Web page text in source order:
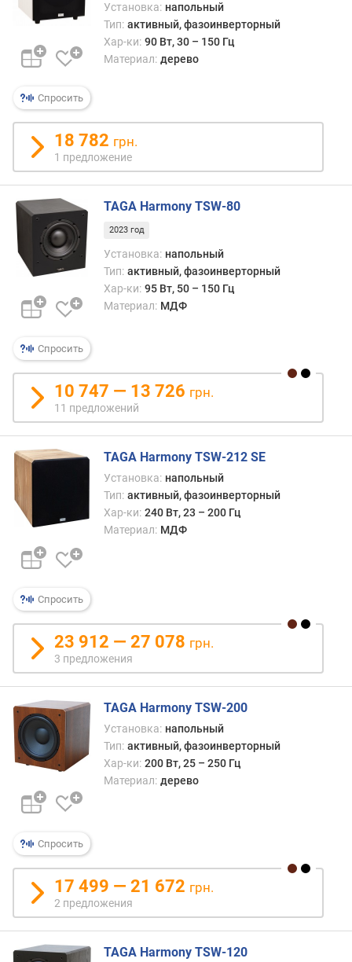
к
о
и
ч
с
у
п
е
д
л
о
ж
н
и
й
м
щ
т
(
)
ч
у
в
с
т
в
и
т
е
л
ь
о
с
т
ь
(
д
)
Спросить
Установка: напольный
Тип: активный, фазоинверторный
Хар-ки: 90 Вт, 30 – 150 Гц
Материал: дерево
18 782 грн.
1 предложение
Спросить
TAGA Harmony TSW-80
2023 год
Установка: напольный
Тип: активный, фазоинверторный
Хар-ки: 95 Вт, 50 – 150 Гц
Материал: МДФ
10 747 — 13 726 грн.
11 предложений
Спросить
TAGA Harmony TSW-212 SE
Установка: напольный
Тип: активный, фазоинверторный
Хар-ки: 240 Вт, 23 – 200 Гц
Материал: МДФ
23 912 — 27 078 грн.
3 предложения
Спросить
TAGA Harmony TSW-200
Установка: напольный
Тип: активный, фазоинверторный
Хар-ки: 200 Вт, 25 – 250 Гц
Материал: дерево
17 499 — 21 672 грн.
2 предложения
TAGA Harmony TSW-120